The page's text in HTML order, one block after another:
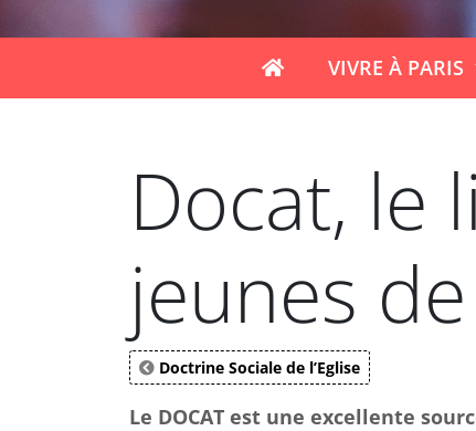
VIVRE À PARIS
Docat, le
jeunes
Doctrine Sociale de l’Eglise
Le DOCAT est une excellente